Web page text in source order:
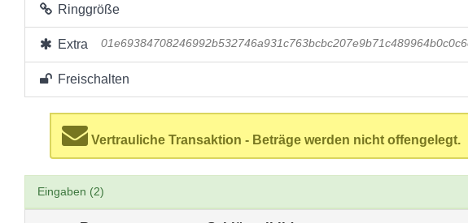
Ringgröße
Extra
Freischalten
Vertrauliche Transaktion - Beträge werden nicht offengelegt.
Eingaben (2)